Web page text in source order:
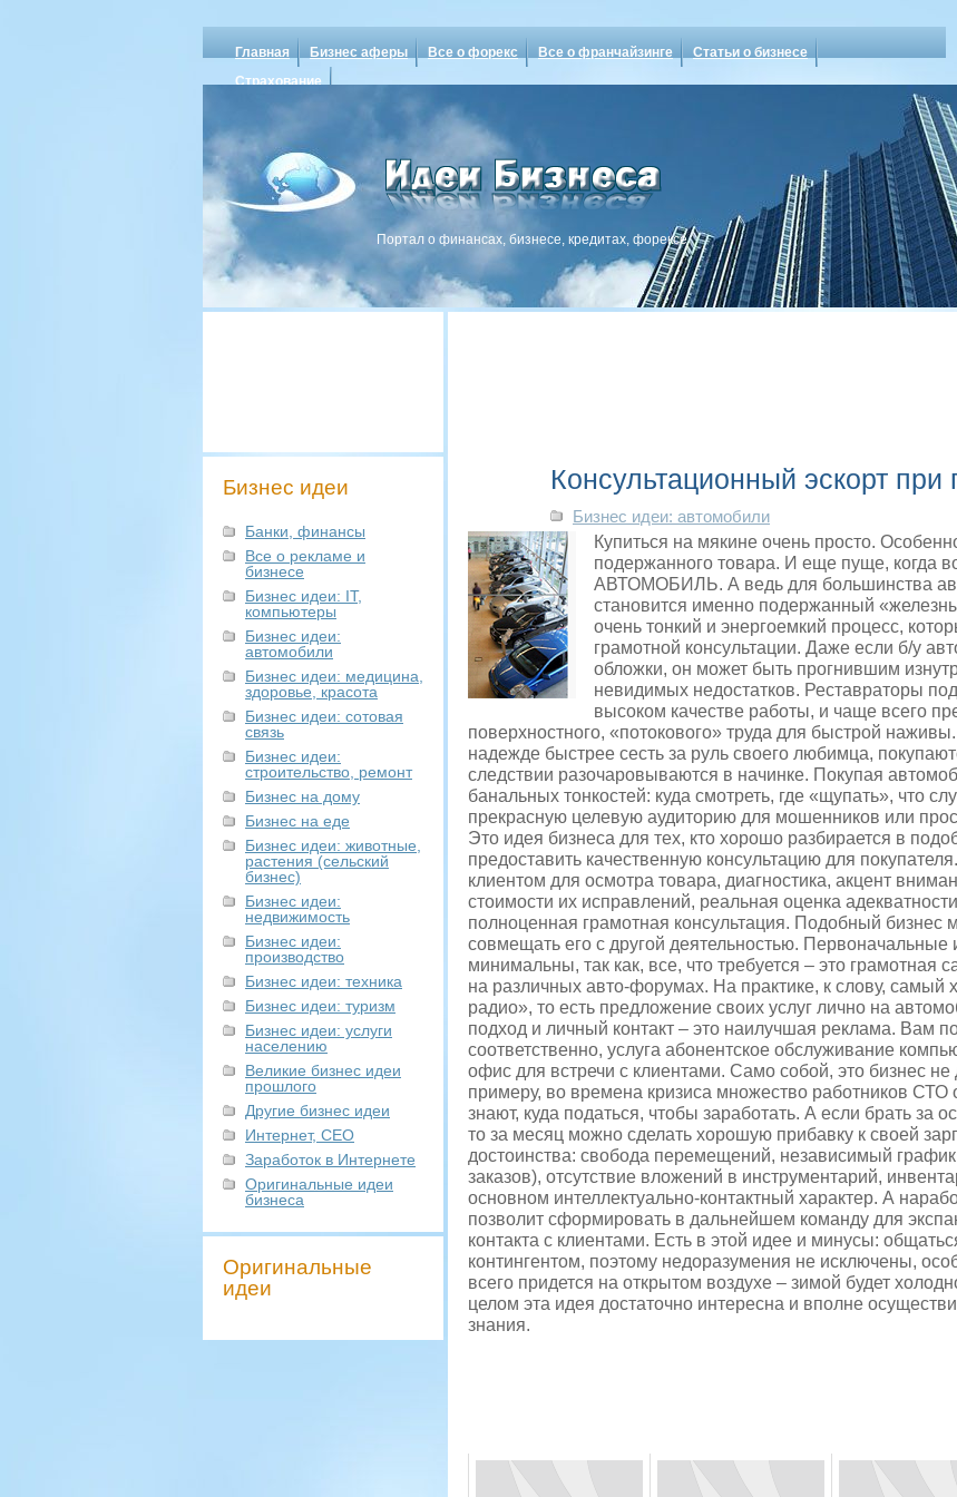
Главная Бизнес аферы Все о форекс Все о франчайзинге
Статьи о бизнесе
Страхование
Портал о финансах, бизнесе, кредитах, форексе
Бизнес идеи
Банки, финансы
Все о рекламе и
бизнесе
Бизнес идеи: IT,
компьютеры
Бизнес идеи:
автомобили
Бизнес идеи: медицина,
здоровье, красота
Бизнес идеи: сотовая
связь
Бизнес идеи:
строительство, ремонт
Бизнес на дому
Бизнес на еде
Бизнес идеи: животные,
растения (сельский
бизнес)
Бизнес идеи:
недвижимость
Бизнес идеи:
производство
Бизнес идеи: техника
Бизнес идеи: туризм
Бизнес идеи: услуги
населению
Великие бизнес идеи
прошлого
Другие бизнес идеи
Интернет, СЕО
Заработок в Интернете
Оригинальные идеи
бизнеса
Оригинальные
идеи
Консультационный эскорт при
Бизнес идеи: автомобили
Купиться на мякине очень просто.
подержанного товара. И еще пуще, когда
АВТОМОБИЛЬ. А ведь для большинства
становится именно подержанный
очень тонкий и энергоемкий процесс,
грамотной консультации. Даже если б/у
обложки, он может быть прогнившим
невидимых недостатков. Реставраторы
высоком качестве работы, и чаще всего
поверхностного, «потокового» труда для быстрой
надежде быстрее сесть за руль своего любимца,
следствии разочаровываются в начинке. Покупая
банальных тонкостей: куда смотреть, где «щупать», что
прекрасную целевую аудиторию для мошенников или
Это идея бизнеса для тех, кто хорошо разбирается в
предоставить качественную консультацию для
клиентом для осмотра товара, диагностика, акцент
стоимости их исправлений, реальная оценка
полноценная грамотная консультация. Подобный бизнес
совмещать его с другой деятельностью. Первоначальные
минимальны, так как, все, что требуется – это
на различных авто-форумах. На практике, к слову,
радио», то есть предложение своих услуг лично на
подход и личный контакт – это наилучшая реклама. Вам
соответственно, услуга абонентское обслуживание
офис для встречи с клиентами. Само собой, это бизнес не
примеру, во времена кризиса множество работников СТО
знают, куда податься, чтобы заработать. А если брать
то за месяц можно сделать хорошую прибавку к своей
достоинства: свобода перемещений, независимый
заказов), отсутствие вложений в инструментарий,
основном интеллектуально-контактный характер. А
позволит сформировать в дальнейшем команду для
контакта с клиентами. Есть в этой идее и минусы:
контингентом, поэтому недоразумения не исключены,
всего придется на открытом воздухе – зимой будет
целом эта идея достаточно интересна и вполне
знания.